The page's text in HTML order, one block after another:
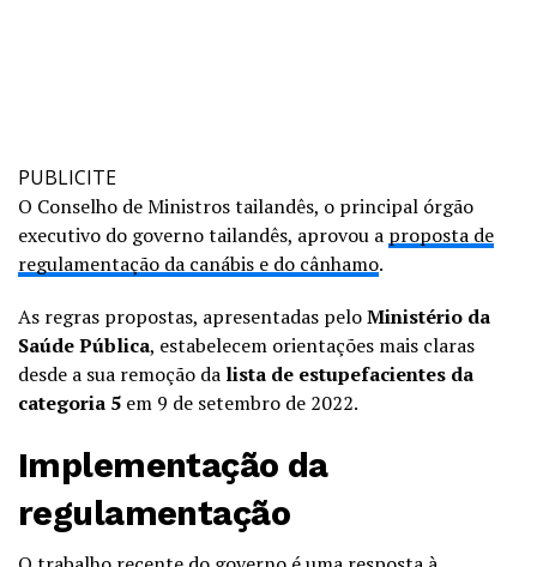
PUBLICITE
O Conselho de Ministros tailandês, o principal órgão
executivo do governo tailandês, aprovou a proposta de
regulamentação da canábis e do cânhamo.
As regras propostas, apresentadas peloMinistério da
Saúde Pública, estabelecem orientações mais claras
desde a sua remoção da lista de estupefacientes da
categoria 5 em 9 de setembro de 2022.
Implementação da
regulamentação